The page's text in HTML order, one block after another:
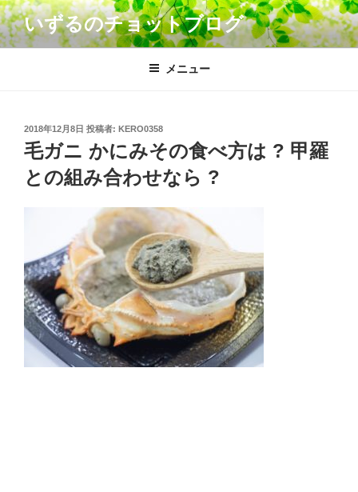
コ
ン
テ
いずるのチョットブログ
メニュー
投
稿
日:
2018年12月8日 投稿者: KERO0358
毛ガニ かにみその食べ方は ? 甲羅
との組み合わせなら ?